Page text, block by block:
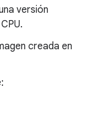
versión
creada en